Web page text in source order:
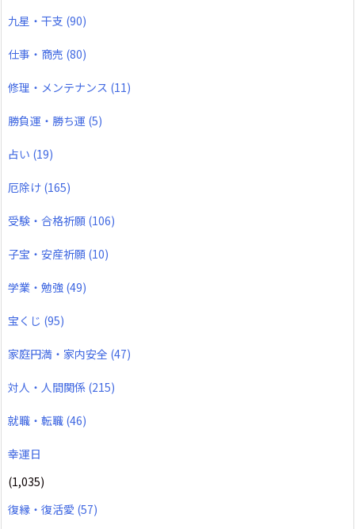
九星・干支 (90)
仕事・商売 (80)
修理・メンテナンス (11)
勝負運・勝ち運 (5)
占い (19)
厄除け (165)
受験・合格祈願 (106)
子宝・安産祈願 (10)
学業・勉強 (49)
宝くじ (95)
家庭円満・家内安全 (47)
対人・人間関係 (215)
就職・転職 (46)
幸運日
(1,035)
復縁・復活愛 (57)